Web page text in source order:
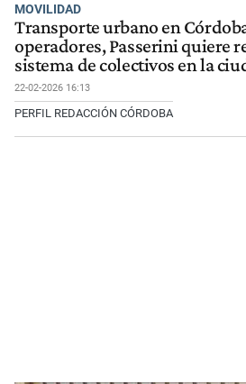
MOVILIDAD
Transporte urbano en
operadores, Passerini quiere
sistema de colectivos en la
22-02-2026 16:13
PERFIL REDACCIÓN CÓRDOBA